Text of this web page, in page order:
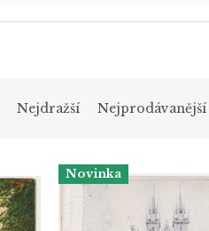
Nejdražší Nejprodávanější
Novinka